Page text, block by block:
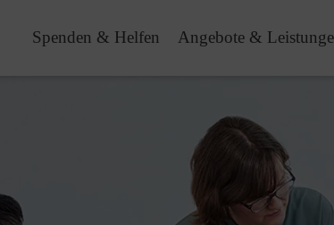
Spenden & Helfen Angebote &